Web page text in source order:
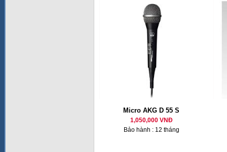
Micro AKG D 55 S
1,050,000 VNĐ
Bảo hành : 12 tháng